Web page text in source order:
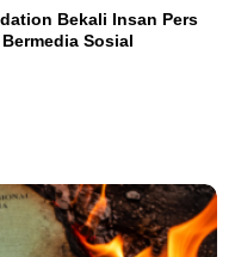
Bekali Insan Pers
Sosial